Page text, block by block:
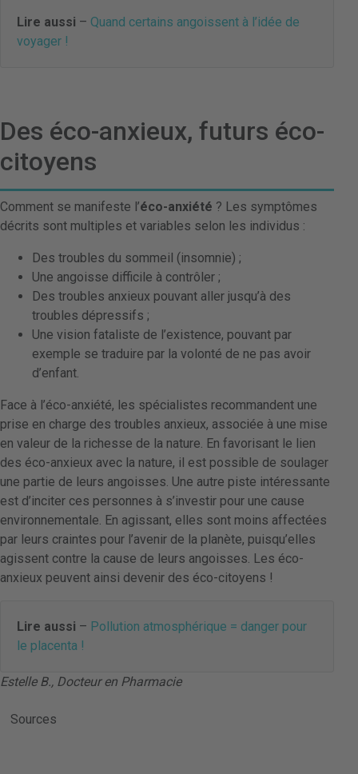
Lire aussi – Quand certains angoissent à l’idée de
voyager !
Des éco-anxieux, futurs éco-
citoyens
Comment se manifeste l’éco-anxiété ? Les symptômes
décrits sont multiples et variables selon les individus :
Des troubles du sommeil (insomnie) ;
Une angoisse difficile à contrôler ;
Des troubles anxieux pouvant aller jusqu’à des
troubles dépressifs ;
Une vision fataliste de l’existence, pouvant par
exemple se traduire par la volonté de ne pas avoir
d’enfant.
Face à l’éco-anxiété, les spécialistes recommandent une
prise en charge des troubles anxieux, associée à une mise
en valeur de la richesse de la nature. En favorisant le lien
des éco-anxieux avec la nature, il est possible de soulager
une partie de leurs angoisses. Une autre piste intéressante
est d’inciter ces personnes à s’investir pour une cause
environnementale. En agissant, elles sont moins affectées
par leurs craintes pour l’avenir de la planète, puisqu’elles
agissent contre la cause de leurs angoisses. Les éco-
anxieux peuvent ainsi devenir des éco-citoyens !
Lire aussi – Pollution atmosphérique = danger pour
le placenta !
Estelle B., Docteur en Pharmacie
Sources